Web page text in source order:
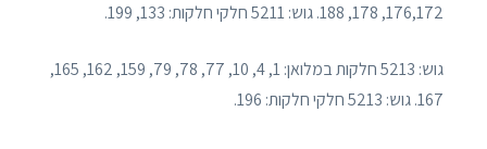
176,172, 178, 188. גוש: 5211 חלקי חלקות: 133, 199.
גוש: 5213 חלקות במלואן: 1, 4, 10, 77, 78, 79, 159, 162, 165,
167. גוש: 5213 חלקי חלקות: 196.